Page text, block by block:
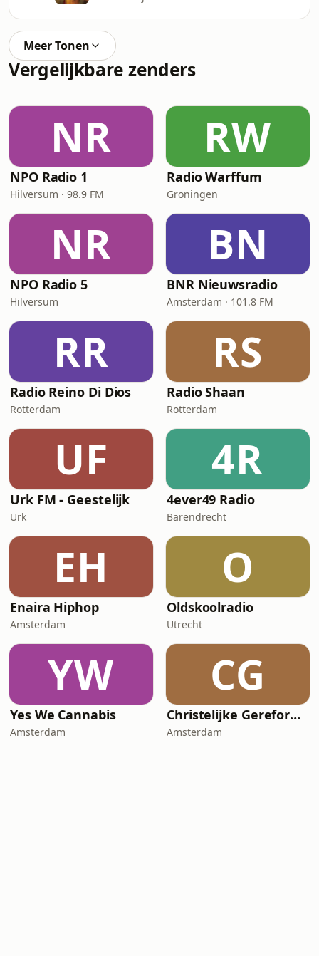
Meer Tonen
Vergelijkbare zenders
NR
NPO Radio 1
Hilversum · 98.9 FM
RW
Radio Warffum
Groningen
NR
NPO Radio 5
Hilversum
BN
BNR Nieuwsradio
Amsterdam · 101.8 FM
RR
Radio Reino Di Dios
Rotterdam
RS
Radio Shaan
Rotterdam
UF
Urk FM - Geestelijk
Urk
4R
4ever49 Radio
Barendrecht
EH
Enaira Hiphop
Amsterdam
O
Oldskoolradio
Utrecht
YW
Yes We Cannabis
Amsterdam
CG
Christelijke Gereformeerde Kerk Middelharnis
Amsterdam